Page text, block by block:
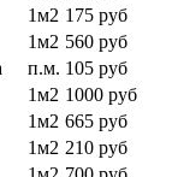
1м2 175 руб
1м2 560 руб
п.м. 105 руб
1м2 1000 руб
1м2 665 руб
1м2 210 руб